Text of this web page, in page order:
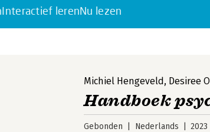
Interactief lerenNu lezen
Michiel Hengeveld, Desiree
Handboek
Gebonden Nederlands 2023